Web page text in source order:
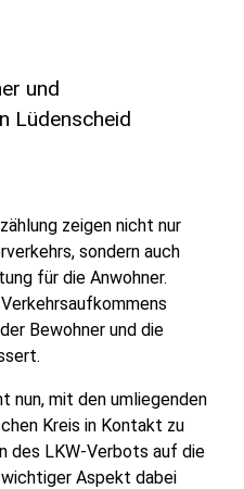
und
Lüdenscheid
zeigen nicht nur
sondern auch
für die Anwohner.
Bewohner und die
nun, mit den umliegenden
Kreis in Kontakt zu
des LKW-Verbots auf die
wichtiger Aspekt dabei